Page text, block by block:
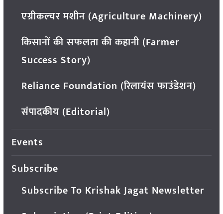
एग्रीकल्चर मशीन (Agriculture Machinery)
किसानों की सफलता की कहानी (Farmer
Success Story)
Reliance Foundation (रिलायंस फाउंडेशन)
संपादकीय (Editorial)
Events
Subscribe
Subscribe To Krishak Jagat Newsletter